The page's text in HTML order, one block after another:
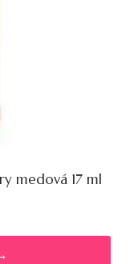
medová 17 ml